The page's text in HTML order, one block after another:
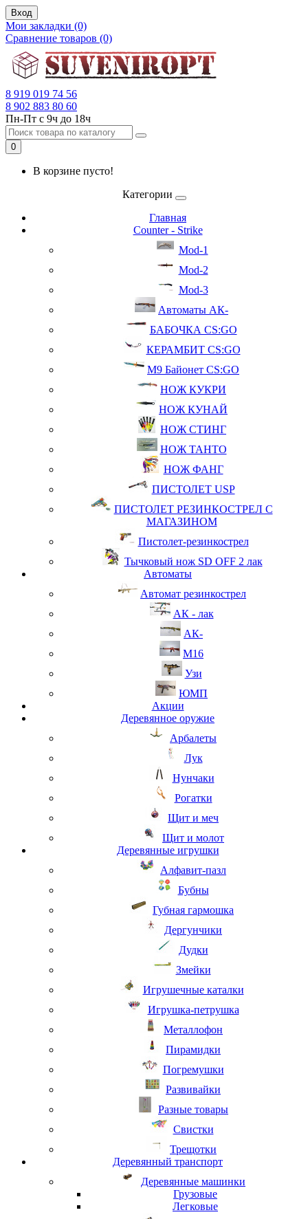
Вход
Мои закладки (0)
Сравнение товаров (0)
8 919 019 74 56
8 902 883 80 60
Пн-Пт с 9ч до 18ч
0
В корзине пусто!
Категории
Главная
Counter - Strike
Mod-1
Mod-2
Mod-3
Автоматы АК-
БАБОЧКА CS:GO
КЕРАМБИТ CS:GO
М9 Байонет CS:GO
НОЖ КУКРИ
НОЖ КУНАЙ
НОЖ СТИНГ
НОЖ ТАНТО
НОЖ ФАНГ
ПИСТОЛЕТ USP
ПИСТОЛЕТ РЕЗИНКОСТРЕЛ С
МАГАЗИНОМ
Пистолет-резинкострел
Тычковый нож SD OFF 2 лак
Автоматы
Автомат резинкострел
АК - лак
АК-
М16
Узи
ЮМП
Акции
Деревянное оружие
Арбалеты
Лук
Нунчаки
Рогатки
Щит и меч
Щит и молот
Деревянные игрушки
Алфавит-пазл
Бубны
Губная гармошка
Дергунчики
Дудки
Змейки
Игрушечные каталки
Игрушка-петрушка
Металлофон
Пирамидки
Погремушки
Развивайки
Разные товары
Свистки
Трещотки
Деревянный транспорт
Деревянные машинки
Грузовые
Легковые